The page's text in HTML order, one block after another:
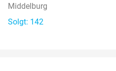
Middelburg
Solgt: 142